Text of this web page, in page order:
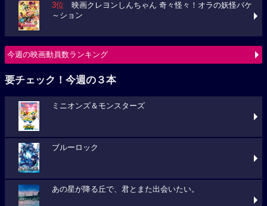
3位 映画クレヨンしんちゃん 奇々怪々！オラの妖怪バケ
～ション
今週の映画動員数ランキング
要チェック！今週の３本
ミニオンズ＆モンスターズ
ブルーロック
あの星が降る丘で、君とまた出会いたい。